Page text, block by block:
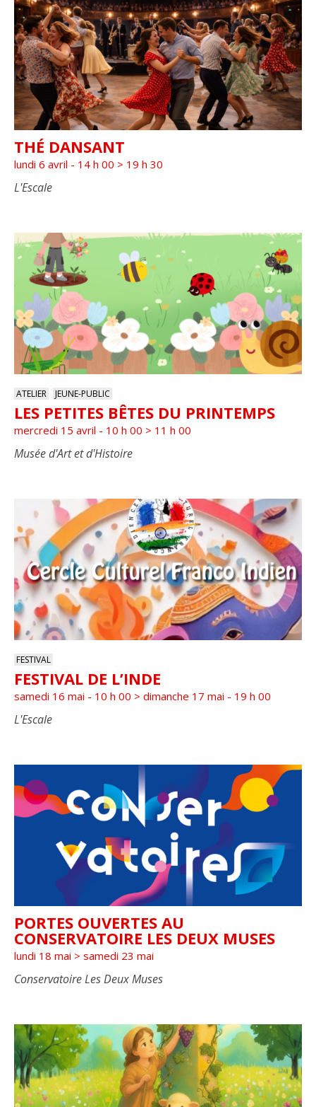
THÉ DANSANT
lundi 6 avril - 14 h 00 > 19 h 30
L'Escale
ATELIER JEUNE-PUBLIC
LES PETITES BÊTES DU PRINTEMPS
mercredi 15 avril - 10 h 00 > 11 h 00
Musée d'Art et d'Histoire
FESTIVAL
FESTIVAL DE L’INDE
samedi 16 mai - 10 h 00 > dimanche 17 mai - 19 h 00
L'Escale
PORTES OUVERTES AU
CONSERVATOIRE LES DEUX MUSES
lundi 18 mai > samedi 23 mai
Conservatoire Les Deux Muses